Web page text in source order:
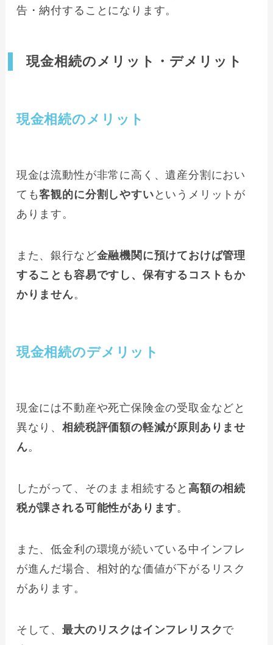
告・納付することになります。
現金相続のメリット・デメリット
現金相続のメリット
現金は流動性が非常に高く、遺産分割におい
ても客観的に分割しやすい というメリットが
あります。
また、銀行など金融機関に預けておけば管理
することも容易ですし、保有するコストもか
かりません。
現金相続のデメリット
現金には不動産や死亡保険金の受取金などと
異なり、相続税評価額の軽減が原則ありませ
ん。
したがって、そのまま相続すると 高額の相続
税が課される可能性があります。
また、低金利の環境が続いている中インフレ
が進んだ場合、相対的な価値が下がるリスク
があります。
そして、最大のリスクはインフレリスクで